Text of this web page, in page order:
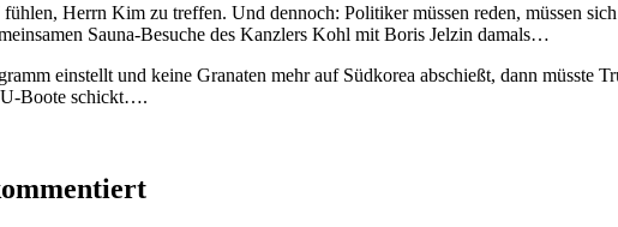
Herrn Kim zu treffen. Und dennoch: Politiker müssen reden, müssen
Sauna-Besuche des Kanzlers Kohl mit Boris Jelzin damals…
einstellt und keine Granaten mehr auf Südkorea abschießt, dann müsste
U-Boote schickt….